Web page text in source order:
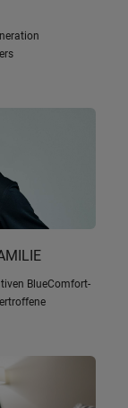
BlueComfort-